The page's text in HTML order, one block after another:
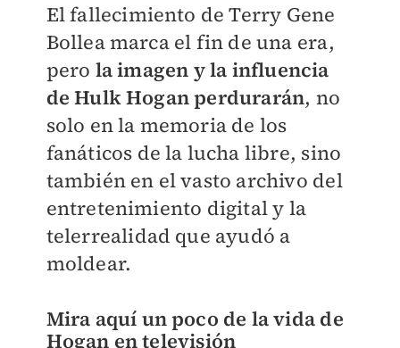
El fallecimiento de Terry Gene
Bollea marca el fin de una era,
pero la imagen y la influencia
de Hulk Hogan perdurarán, no
solo en la memoria de los
fanáticos de la lucha libre, sino
también en el vasto archivo del
entretenimiento digital y la
telerrealidad que ayudó a
moldear.
Mira aquí un poco de la vida de
Hogan en televisión